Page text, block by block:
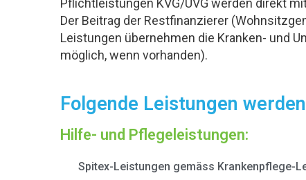
Pflichtleistungen KVG/UVG werden direkt
Der Beitrag der Restfinanzierer
Leistungen übernehmen die Kranken- und
möglich, wenn vorhanden).
Folgende Leistungen
Hilfe- und Pflegeleistungen:
Spitex-Leistungen gemäss Krankenpflege-